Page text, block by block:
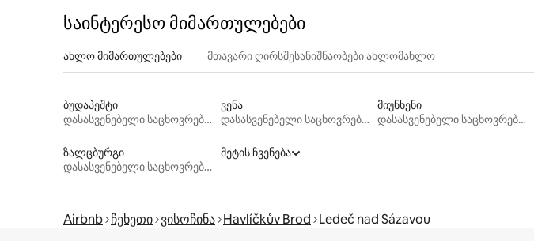
საინტერესო მიმართულებები
ახლო მიმართულებები მთავარი ღირსშესანიშნაობები ახლომახლო
ბუდაპეშტი
დასასვენებელი საცხოვრებლები
ვენა
დასასვენებელი საცხოვრებლები
მიუნხენი
დასასვენებელი საცხოვრებლები
ზალცბურგი
დასასვენებელი საცხოვრებლები
მეტის ჩვენება
Airbnb ჩეხეთი ვისოჩინა Havlíčkův Brod Ledeč nad Sázavou